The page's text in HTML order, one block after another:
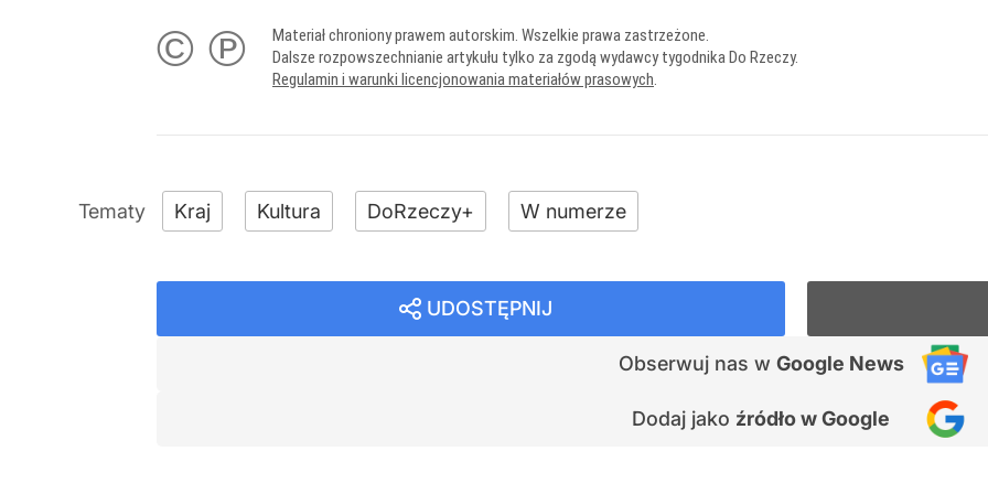
© ℗
Materiał chroniony prawem autorskim. Wszelkie prawa zastrzeżone.
Dalsze rozpowszechnianie artykułu tylko za zgodą wydawcy tygodnika Do Rzeczy.
Regulamin i warunki licencjonowania materiałów prasowych.
Kraj Kultura DoRzeczy+ W numerze
UDOSTĘPNIJ
Obserwuj nas w Google News
Dodaj jako źródło w Google